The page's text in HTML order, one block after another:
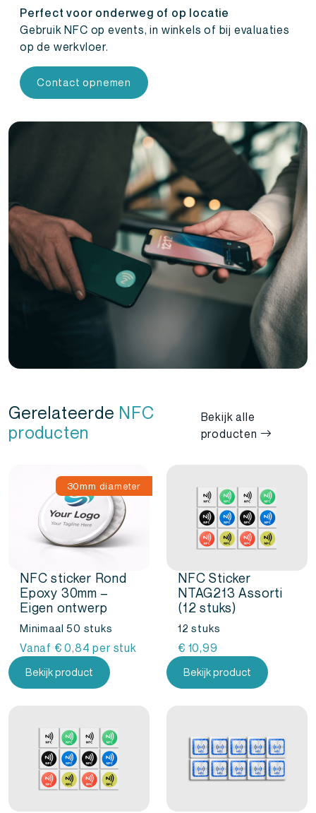
Perfect voor onderweg of op locatie
Gebruik NFC op events, in winkels of bij evaluaties
op de werkvloer.
Contact opnemen
Gerelateerde NFC
producten
Bekijk alle
producten
30mm diameter
NFC sticker Rond
Epoxy 30mm –
Eigen ontwerp
Minimaal 50 stuks
Vanaf € 0,84per stuk
Bekijk product
NFC Sticker
NTAG213 Assorti
(12 stuks)
12 stuks
€ 10,99
Bekijk product